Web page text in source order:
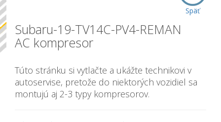
Späť
Subaru-19-TV14C-PV4-REMAN
AC kompresor
Túto stránku si vytlačte a ukážte technikovi v
autoservise, pretože do niektorých vozidiel sa
montujú aj 2-3 typy kompresorov.